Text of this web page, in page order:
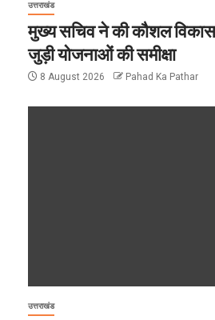
उत्तराखंड
मुख्य सचिव ने की कौशल
जुड़ी योजनाओं की समीक्षा
8 August 2026 Pahad Ka Pathar
उत्तराखंड